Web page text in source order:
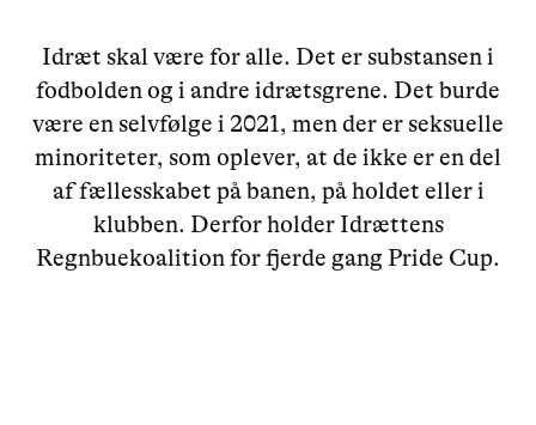
Idræt skal være for alle. Det er substansen i
fodbolden og i andre idrætsgrene. Det burde
være en selvfølge i 2021, men der er seksuelle
minoriteter, som oplever, at de ikke er en del
af fællesskabet på banen, på holdet eller i
klubben. Derfor holder Idrættens
Regnbuekoalition for fjerde gang Pride Cup.